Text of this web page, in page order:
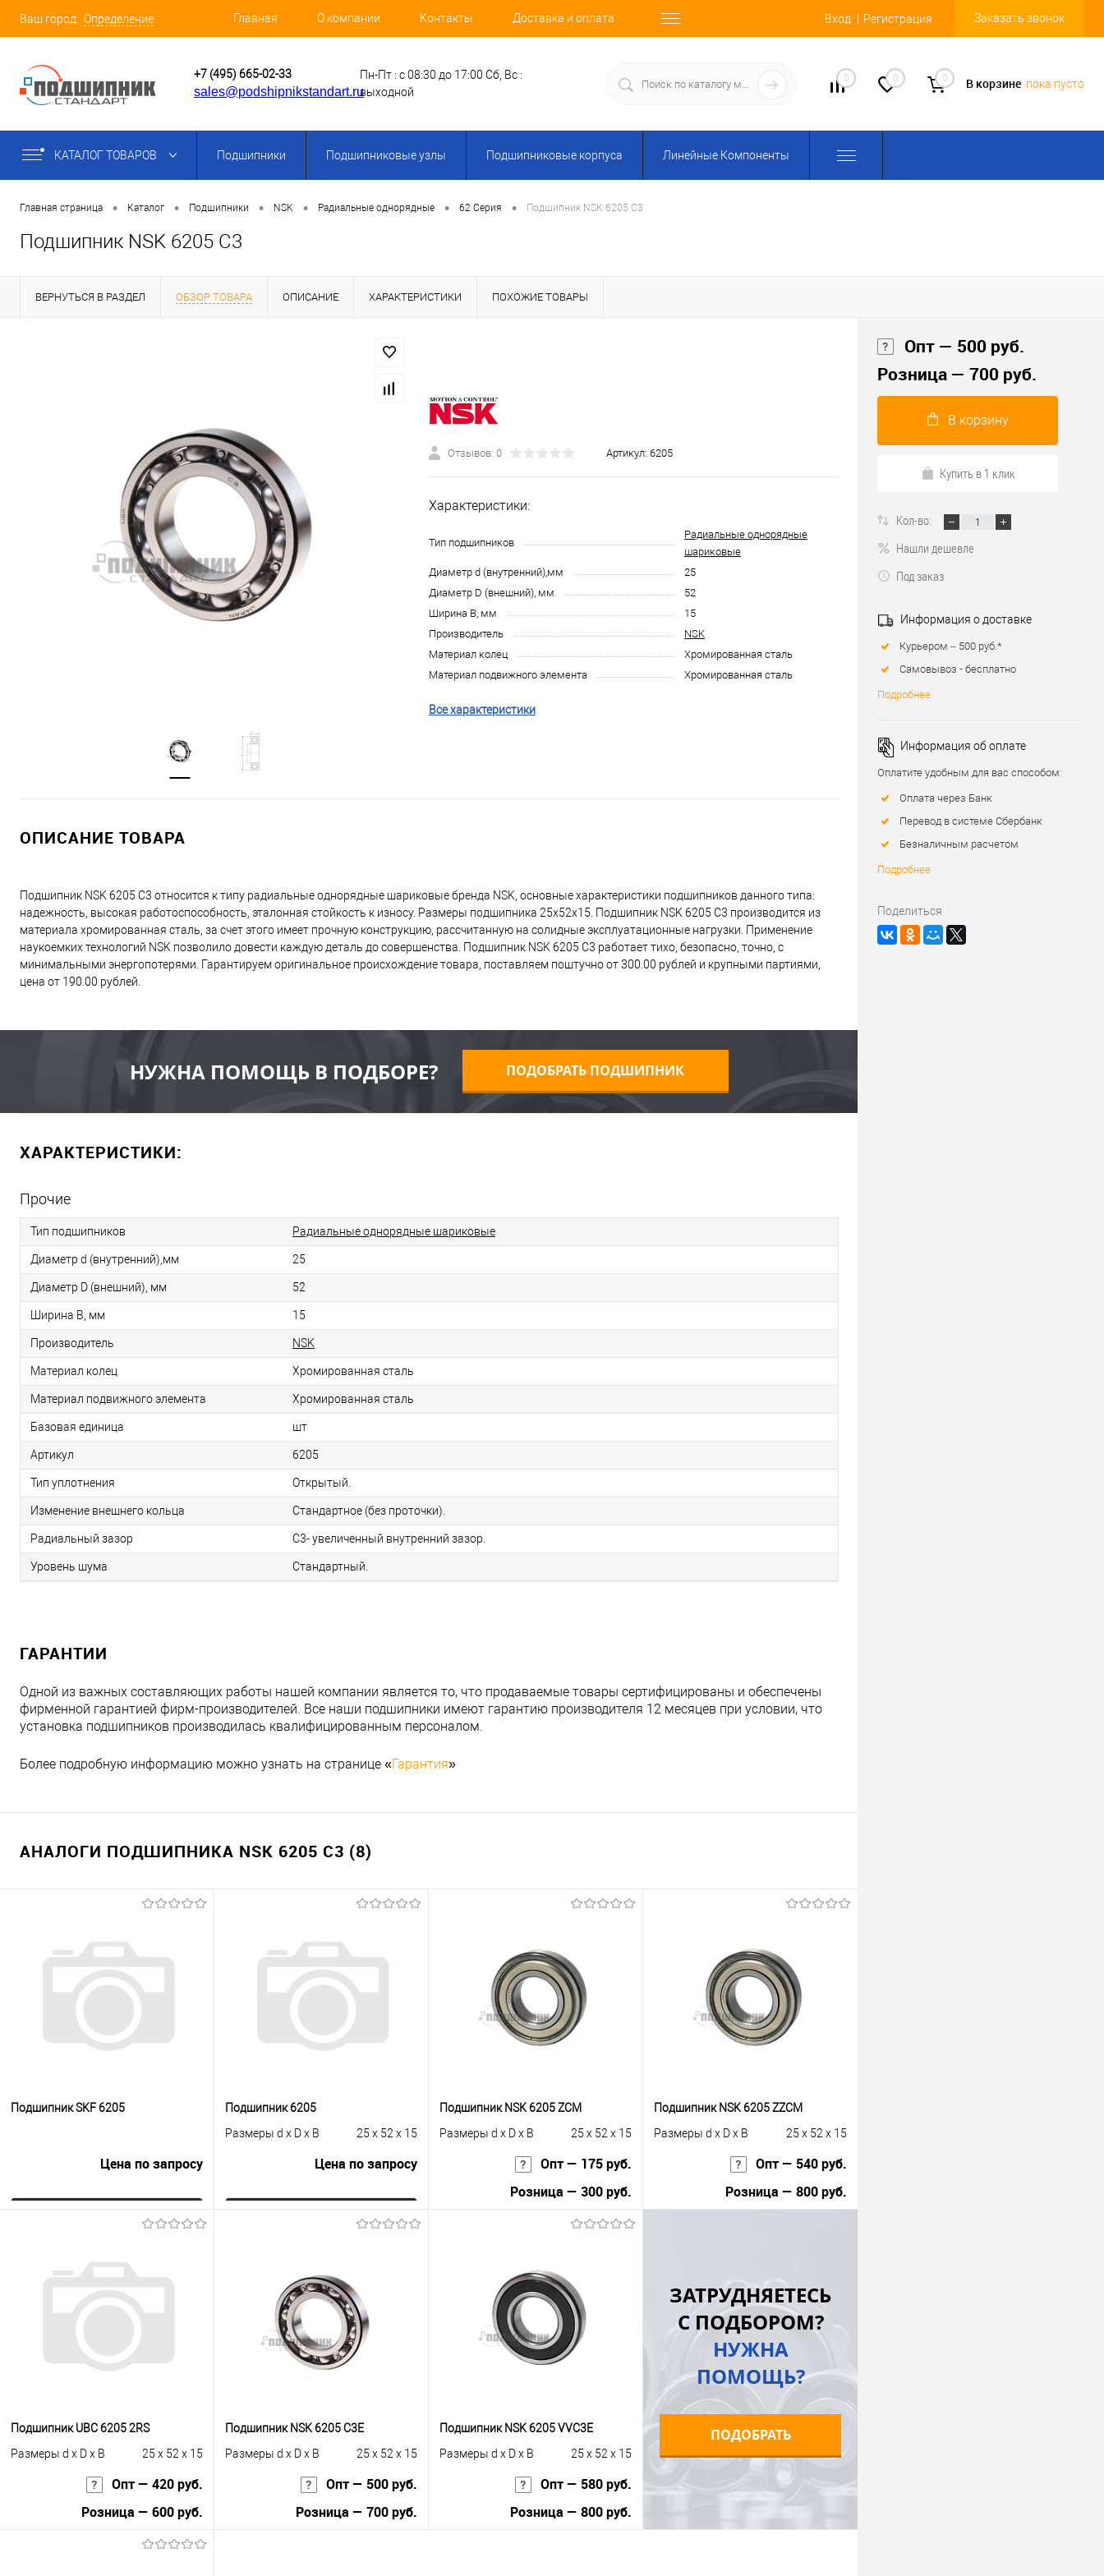
Ваш город: Определение Главная О компании Контакты Доставка и оплата Вход Регистрация Заказать звонок
+7 (495) 665-02-33
sales@podshipnikstandart.ru
Пн-Пт : с 08:30 до 17:00 Сб, Вс :
выходной
0 0 0 В корзине пока пусто
КАТАЛОГ ТОВАРОВ Подшипники Подшипниковые узлы Подшипниковые корпуса Линейные Компоненты
Главная страница • Каталог • Подшипники • NSK • Радиальные однорядные • 62 Серия • Подшипник NSK 6205 C3
Подшипник NSK 6205 C3
ВЕРНУТЬСЯ В РАЗДЕЛ ОБЗОР ТОВАРА ОПИСАНИЕ ХАРАКТЕРИСТИКИ ПОХОЖИЕ ТОВАРЫ
Отзывов: 0 Артикул: 6205
Характеристики:
Тип подшипников
Радиальные однорядные
шариковые
Диаметр d (внутренний),мм
25
Диаметр D (внешний), мм
52
Ширина B, мм
15
Производитель
NSK
Материал колец
Хромированная сталь
Материал подвижного элемента
Хромированная сталь
Все характеристики
ОПИСАНИЕ ТОВАРА
Подшипник NSK 6205 C3 относится к типу радиальные однорядные шариковые бренда NSK, основные характеристики подшипников данного типа:
надежность, высокая работоспособность, эталонная стойкость к износу. Размеры подшипника 25x52x15. Подшипник NSK 6205 C3 производится из
материала хромированная сталь, за счет этого имеет прочную конструкцию, рассчитанную на солидные эксплуатационные нагрузки. Применение
наукоемких технологий NSK позволило довести каждую деталь до совершенства. Подшипник NSK 6205 C3 работает тихо, безопасно, точно, с
минимальными энергопотерями. Гарантируем оригинальное происхождение товара, поставляем поштучно от 300.00 рублей и крупными партиями,
цена от 190.00 рублей.
НУЖНА ПОМОЩЬ В ПОДБОРЕ? ПОДОБРАТЬ ПОДШИПНИК
ХАРАКТЕРИСТИКИ:
Прочие
Тип подшипников Радиальные однорядные шариковые
Диаметр d (внутренний),мм 25
Диаметр D (внешний), мм 52
Ширина B, мм 15
Производитель NSK
Материал колец Хромированная сталь
Материал подвижного элемента Хромированная сталь
Базовая единица шт
Артикул 6205
Тип уплотнения Открытый.
Изменение внешнего кольца Стандартное (без проточки).
Радиальный зазор C3- увеличенный внутренний зазор.
Уровень шума Стандартный.
ГАРАНТИИ
Одной из важных составляющих работы нашей компании является то, что продаваемые товары сертифицированы и обеспечены
фирменной гарантией фирм-производителей. Все наши подшипники имеют гарантию производителя 12 месяцев при условии, что
установка подшипников производилась квалифицированным персоналом.
Более подробную информацию можно узнать на странице «Гарантия»
АНАЛОГИ ПОДШИПНИКА NSK 6205 C3 (8)
Подшипник SKF 6205
Цена по запросу
Запросить цену
Купить в 1 клик
В избранное
Подшипник 6205
Размеры d x D x B
25 x 52 x 15
Цена по запросу
Запросить цену
В избранное
Под заказ
Подшипник NSK 6205 ZCM
Размеры d x D x B
25 x 52 x 15
Опт — 175 руб.
Розница — 300 руб.
Купить в 1 клик
К сравнению
В избранное
Под заказ
Подшипник NSK 6205 ZZCM
Размеры d x D x B
25 x 52 x 15
Опт — 540 руб.
Розница — 800 руб.
Купить в 1 клик
В избранное
Под заказ
Подшипник UBC 6205 2RS
Размеры d x D x B
25 x 52 x 15
Опт — 420 руб.
Розница — 600 руб.
Подшипник NSK 6205 C3E
Размеры d x D x B
25 x 52 x 15
Опт — 500 руб.
Розница — 700 руб.
Подшипник NSK 6205 VVC3E
Размеры d x D x B
25 x 52 x 15
Опт — 580 руб.
Розница — 800 руб.
ЗАТРУДНЯЕТЕСЬ
С ПОДБОРОМ?
НУЖНА
ПОМОЩЬ?
ПОДОБРАТЬ
Опт — 500 руб.
Розница — 700 руб.
В корзину
Купить в 1 клик
Кол-во:
Нашли дешевле
Под заказ
Информация о доставке
Курьером – 500 руб.*
Самовывоз - бесплатно
Подробнее
Информация об оплате
Оплатите удобным для вас способом:
Оплата через Банк
Перевод в системе Сбербанк
Безналичным расчетом
Подробнее
Поделиться